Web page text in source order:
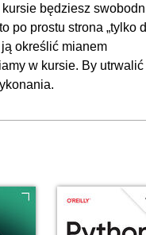
będziesz
po prostu strona „tylko
określić mianem
w kursie. By